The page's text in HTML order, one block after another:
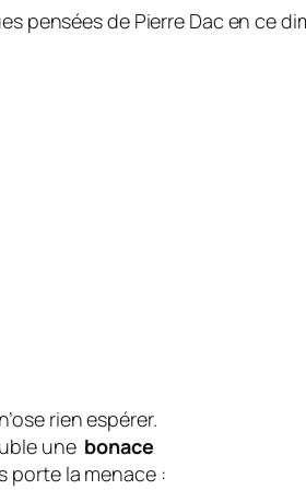
pensées de Pierre Dac en ce
rien espérer.
une bonace
porte la menace :